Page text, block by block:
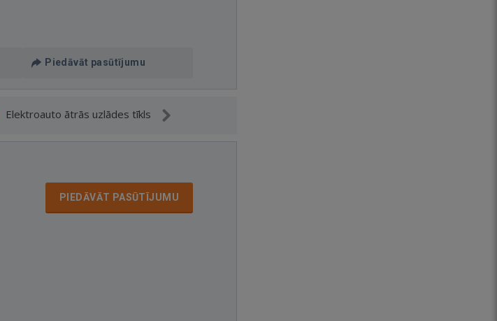
Piedāvāt pasūtījumu
Elektroauto ātrās uzlādes tīkls
PIEDĀVĀT PASŪTĪJUMU